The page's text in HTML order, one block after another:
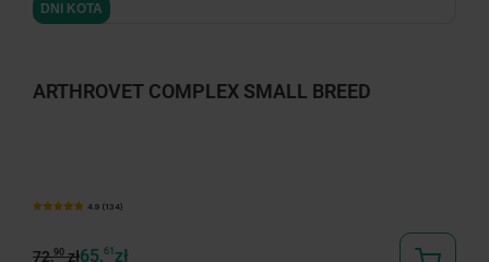
DNI KOTA
ARTHROVET COMPLEX SMALL BREED
4.9 (134)
72,90zł65,61 zł